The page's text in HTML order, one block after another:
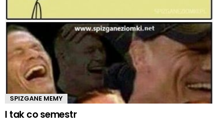
SPIZGANE MEMY
I tak co semestr